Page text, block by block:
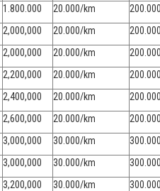
1.800.000 20.000/km
2,000,000 20.000/km
2,000,000 20.000/km
2,200,000 20.000/km
2,400,000 20.000/km
2,600,000 20.000/km
3,000,000 30.000/km
3,000,000 30.000/km
3,200,000 30.000/km